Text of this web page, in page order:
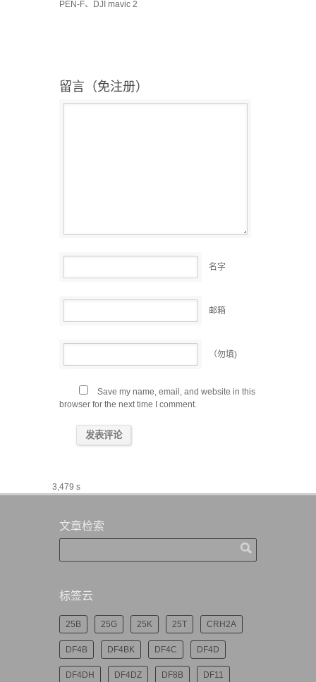
PEN-F、DJI mavic 2
留言（免注册）
名字
邮箱
（勿填)
Save my name, email, and website in this
browser for the next time I comment.
3,479 s
文章检索
标签云
25B 25G 25K 25T CRH2A
DF4B DF4BK DF4C DF4D
DF4DH DF4DZ DF8B DF11